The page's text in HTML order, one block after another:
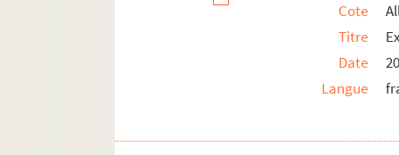
Cote
Titre
Date
Langue